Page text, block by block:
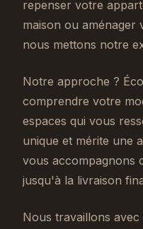
repenser votre
maison ou aménager
nous mettons notre
Notre approche ?
comprendre votre
espaces qui vous
unique et mérite une
vous accompagnons
jusqu'à la livraison
Nous travaillons